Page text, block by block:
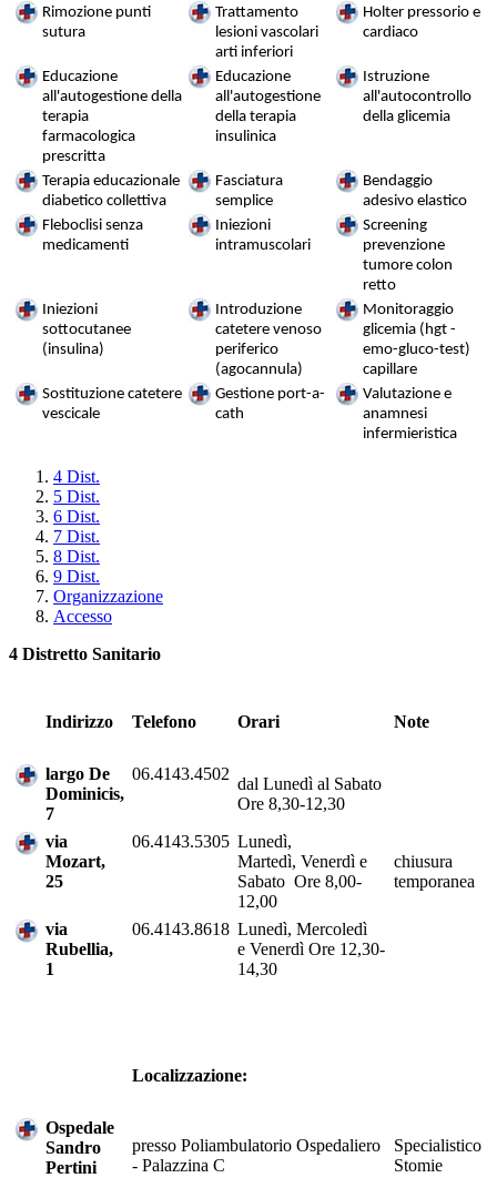
Rimozione punti
sutura
Trattamento
lesioni vascolari
arti inferiori
Holter pressorio e
cardiaco
Educazione
all'autogestione della
terapia
farmacologica
prescritta
Educazione
all'autogestione
della terapia
insulinica
Istruzione
all'autocontrollo
della glicemia
Terapia educazionale
diabetico collettiva
Fasciatura
semplice
Bendaggio
adesivo elastico
Fleboclisi senza
medicamenti
Iniezioni
intramuscolari
Screening
prevenzione
tumore colon
retto
Iniezioni
sottocutanee
(insulina)
Introduzione
catetere venoso
periferico
(agocannula)
Monitoraggio
glicemia (hgt -
emo-gluco-test)
capillare
Sostituzione catetere
vescicale
Gestione port-a-
cath
Valutazione e
anamnesi
infermieristica
4 Dist.
5 Dist.
6 Dist.
7 Dist.
8 Dist.
9 Dist.
Organizzazione
Accesso
4 Distretto Sanitario
Indirizzo Telefono Orari Note
largo De
Dominicis,
7
06.4143.4502
dal Lunedì al Sabato
Ore 8,30-12,30
via
Mozart,
25
06.4143.5305 Lunedì,
Martedì, Venerdì e
Sabato Ore 8,00-
12,00
chiusura
temporanea
via
Rubellia,
1
06.4143.8618 Lunedì, Mercoledì
e Venerdì Ore 12,30-
14,30
Localizzazione:
Ospedale
Sandro
Pertini
presso Poliambulatorio Ospedaliero
- Palazzina C
Specialistico
Stomie